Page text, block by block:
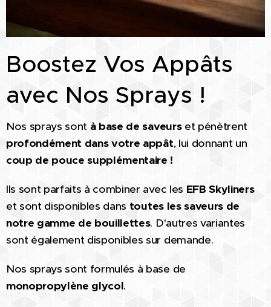
Boostez Vos Appâts
avec Nos Sprays !
Nos sprays sont à base de saveurset pénètrent
profondément dans votre appât, lui donnant un
coup de pouce supplémentaire !
Ils sont parfaits à combiner avec les EFB Skyliners
et sont disponibles dans toutes les saveurs de
notre gamme de bouillettes. D'autres variantes
sont également disponibles sur demande.
Nos sprays sont formulés à base de
monopropylène glycol.